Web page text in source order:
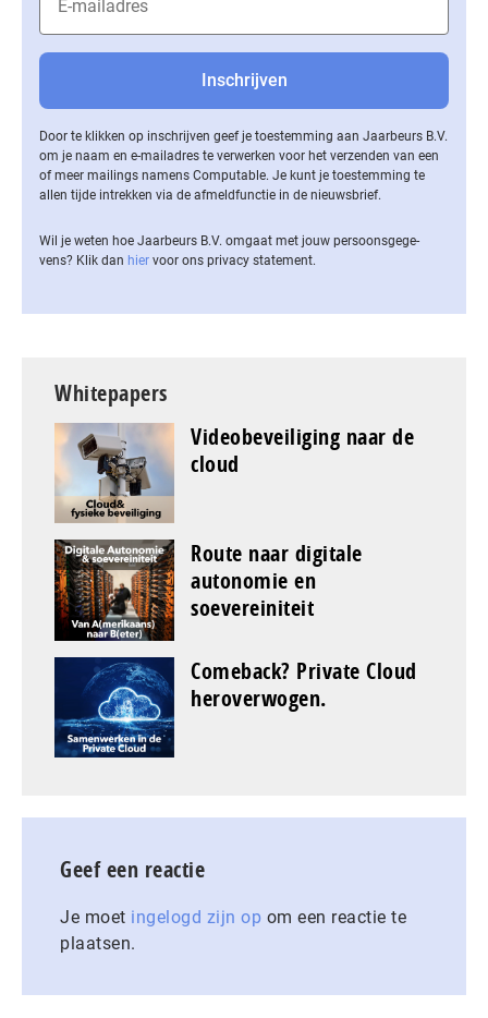
Door te klikken op inschrijven geef je toestemming aan Jaarbeurs B.V.
om je naam en e-mailadres te verwerken voor het verzenden van een
of meer mailings namens Computable. Je kunt je toestemming te
allen tijde intrekken via de af­meld­func­tie in de nieuwsbrief.
Wil je weten hoe Jaarbeurs B.V. omgaat met jouw per­soons­ge­ge­
vens? Klik dan hier voor ons privacy statement.
Whitepapers
Videobeveiliging naar de
cloud
Route naar digitale
autonomie en
soevereiniteit
Comeback? Private Cloud
heroverwogen.
Geef een reactie
Je moet ingelogd zijn op om een reactie te
plaatsen.